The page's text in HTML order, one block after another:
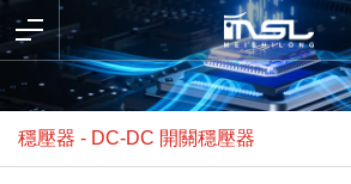
穩壓器 - DC-DC 開關穩壓器